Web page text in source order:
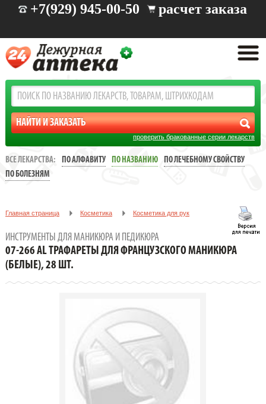
+7(929) 945-00-50 расчет заказа
проверить бракованные серии лекарств
ВСЕ ЛЕКАРСТВА: ПО АЛФАВИТУ ПО НАЗВАНИЮ
ПО ЛЕЧЕБНОМУ СВОЙСТВУ
ПО БОЛЕЗНЯМ
Главная страница Косметика Косметика для рук
07-266 AL Трафареты для французского маникюра (белые), 28 шт.
ИНСТРУМЕНТЫ ДЛЯ МАНИКЮРА И ПЕДИКЮРА
07-266 AL ТРАФАРЕТЫ ДЛЯ ФРАНЦУЗСКОГО МАНИКЮРА
(БЕЛЫЕ), 28 ШТ.